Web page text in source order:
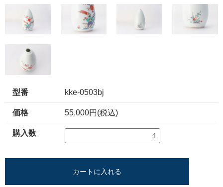
型番 kke-0503bj
価格 55,000円(税込)
購入数
カートに入れる